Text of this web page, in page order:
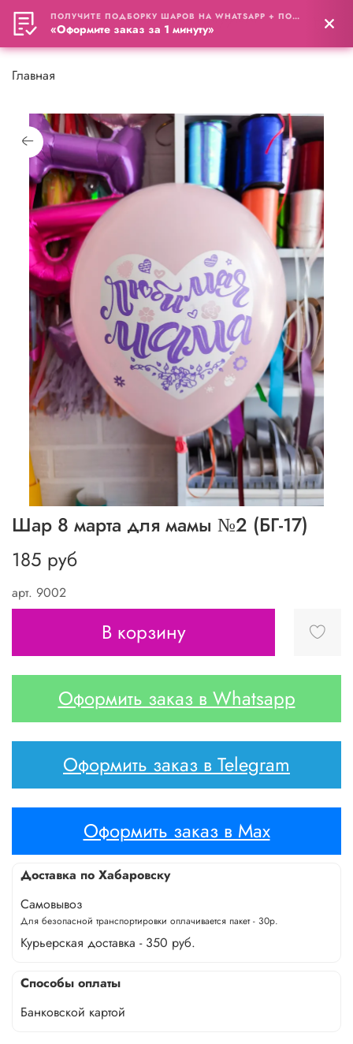
0
Главная
арт. 9002
Шар 8 марта для мамы №2 (БГ-17)
185 руб
В корзину
Оформить заказ в Whatsapp
Оформить заказ в Telegram
Оформить заказ в Max
Доставка по Хабаровску
Самовывоз
Для безопасной транспортировки оплачивается пакет - 30р.
Курьерская доставка - 350 руб.
Способы оплаты
Банковской картой
ПОЛУЧИТЕ ПОДБОРКУ ШАРОВ НА WHATSAPP + ПОДАРОК
«Оформите заказ за 1 минуту»